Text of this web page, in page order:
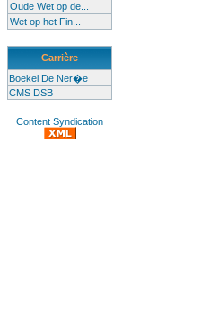
Oude Wet op de...
Wet op het Fin...
Carrière
Boekel De Ner�e
CMS DSB
Content Syndication